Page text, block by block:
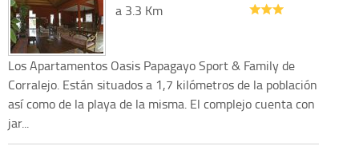
a 3.3 Km
Los Apartamentos Oasis Papagayo Sport & Family de
Corralejo. Están situados a 1,7 kilómetros de la población
así como de la playa de la misma. El complejo cuenta con
jar...